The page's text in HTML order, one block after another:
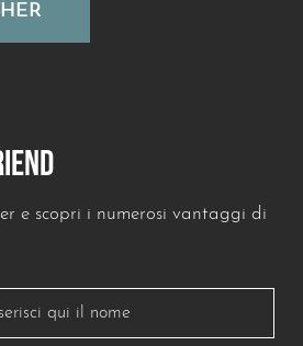
e scopri i numerosi vantaggi di